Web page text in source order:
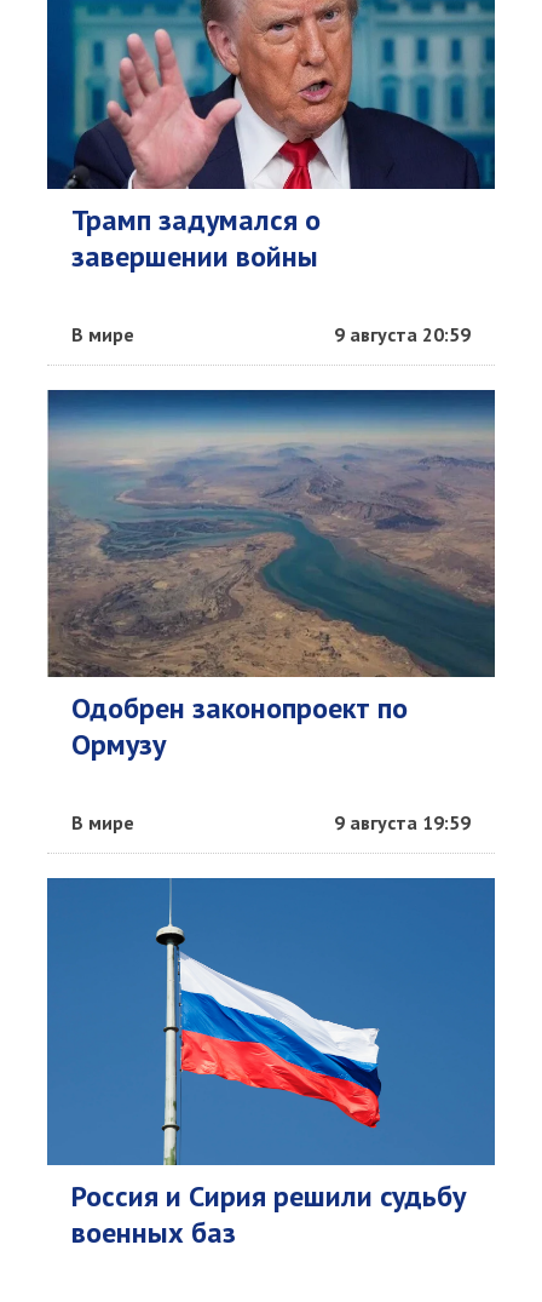
Трамп задумался о
завершении войны
В мире 9 августа 20:59
Одобрен законопроект по
Ормузу
В мире 9 августа 19:59
Россия и Сирия решили судьбу
военных баз